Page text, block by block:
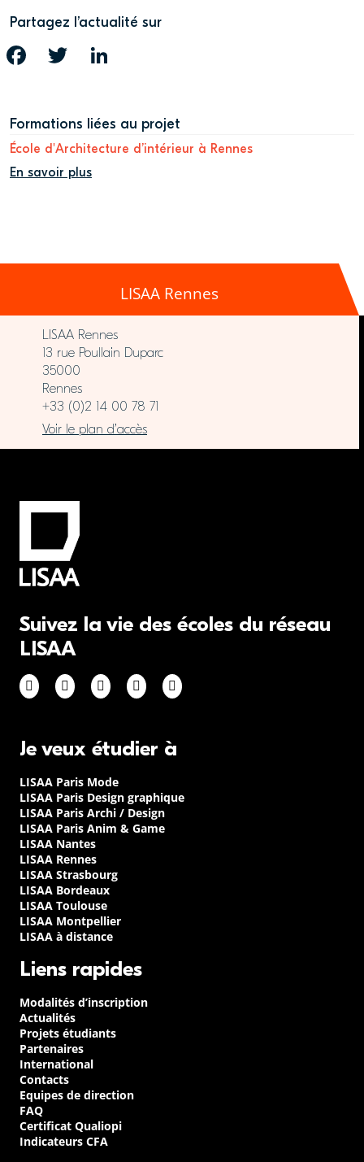
Partagez l’actualité sur
FACEBOOK TWITTER
Formations liées au projet
École d'Architecture d’intérieur à Rennes
En savoir plus
LISAA Rennes
LISAA Rennes
13 rue Poullain Duparc
35000
Rennes
+33 (0)2 14 00 78 71
Voir le plan d’accès
Suivez la vie des écoles du réseau
LISAA
Je veux étudier à
LISAA Paris Mode
LISAA Paris Design graphique
LISAA Paris Archi / Design
LISAA Paris Anim & Game
LISAA Nantes
LISAA Rennes
LISAA Strasbourg
LISAA Bordeaux
LISAA Toulouse
LISAA Montpellier
LISAA à distance
Liens rapides
Modalités d’inscription
Actualités
Projets étudiants
Partenaires
International
Contacts
Equipes de direction
FAQ
Certificat Qualiopi
Indicateurs CFA